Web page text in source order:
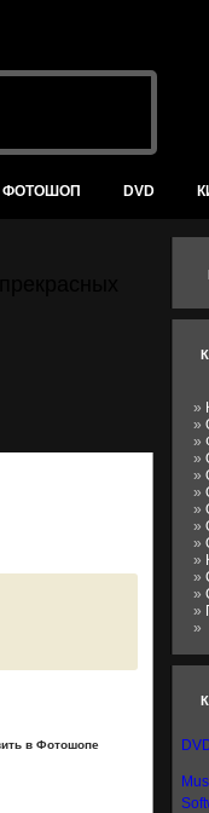
ФОТОШОП DVD
в Фотошопе
»
»
»
»
»
»
»
»
»
»
»
»
»
»